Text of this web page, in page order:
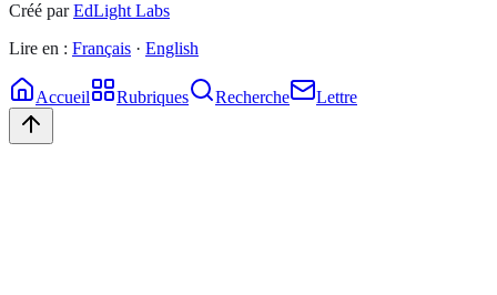
Créé par EdLight Labs
Lire en : Français · English
Accueil Rubriques Recherche Lettre